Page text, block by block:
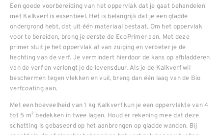
Een goede voorbereiding van het oppervlak dat je gaat behandelen
met Kalkverf is essentieel. Het is belangrijk dat je een gladde
ondergrond hebt, dat uit één materiaal bestaat. Om het oppervlak
voor te bereiden, breng je eerste de EcoPrimer aan. Met deze
primer sluit je het oppervlak af van zuiging en verbeter je de
hechting van de verf. Je vermindert hierdoor de kans op afbladderen
van de verf en verlengt je de levensduur. Als je de Kalkverf wil
beschermen tegen vlekken en vuil, breng dan één laag van de Bio
verfcoating aan.
Met een hoeveelheid van 1 kg Kalkverf kun je een oppervlakte van 4
tot 5 m² bedekken in twee lagen. Houd er rekening mee dat deze
schatting is gebaseerd op het aanbrengen op gladde wanden. Bij